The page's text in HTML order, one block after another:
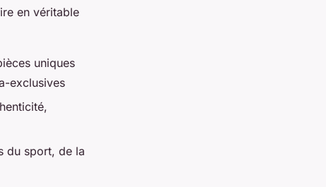
en véritable
uniques
exclusives
du sport, de la